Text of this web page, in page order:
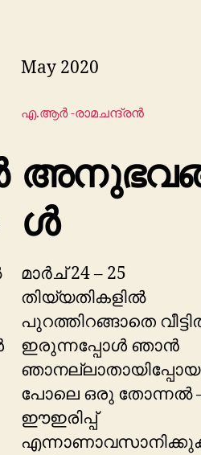
May 2020
എ.ആർ -രാമചന്ദ്രൻ
ൾ
മാർച് 24 – 25
തിയ്യതികളിൽ
പുറത്തിറങ്ങാതെ
ഇരുന്നപ്പോൾ ഞാൻ
ഞാനല്ലാതായിപ്പോയ
പോലെ ഒരു തോന്നൽ
ഈഇരിപ്പ്